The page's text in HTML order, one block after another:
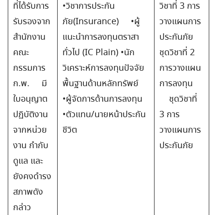
ที่ได้รับการ
รับรองจาก
สำนักงาน
คณะ
กรรมการ
ก.พ. มี
ใบอนุญาต
ปฏิบัติงาน
จากหน่วย
งาน กำกับ
ดูแล และ
ยังคงดำรง
สภาพดัง
กล่าว
•วิชาการประกัน
ภัย(Insurance) •ผู้
แนะนำการลงทุนตราสา
ทั่วไป (IC Plain) •นัก
วิเคราะห์การลงทุนปัจจัย
พื้นฐานด้านหลักทรัพย์
•ผู้จัดการด้านการลงทุน
•ตัวแทน/นายหน้าประกัน
ชีวิต
วิชาที่ 3 การ
วางแผนการ
ประกันภัย
ชุดวิชาที่ 2
การวางแผน
การลงทุน
ชุดวิชาที่
3 การ
วางแผนการ
ประกันภัย